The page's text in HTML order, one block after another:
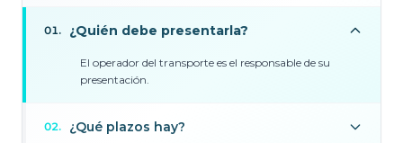
01. ¿Quién debe presentarla?
El operador del transporte es el responsable de su
presentación.
02. ¿Qué plazos hay?